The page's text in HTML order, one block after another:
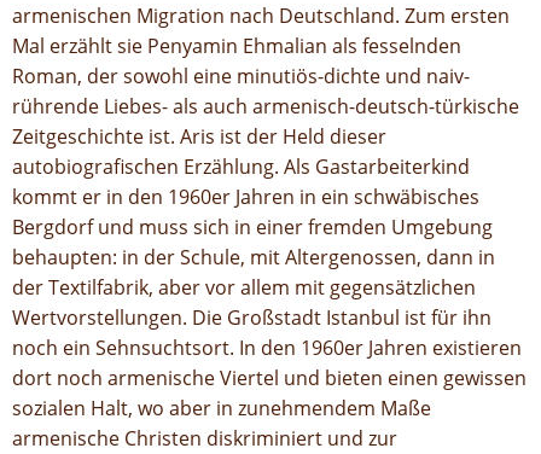
armenischen Migration nach Deutschland. Zum ersten
Mal erzählt sie Penyamin Ehmalian als fesselnden
Roman, der sowohl eine minutiös-dichte und naiv-
rührende Liebes- als auch armenisch-deutsch-türkische
Zeitgeschichte ist. Aris ist der Held dieser
autobiografischen Erzählung. Als Gastarbeiterkind
kommt er in den 1960er Jahren in ein schwäbisches
Bergdorf und muss sich in einer fremden Umgebung
behaupten: in der Schule, mit Altergenossen, dann in
der Textilfabrik, aber vor allem mit gegensätzlichen
Wertvorstellungen. Die Großstadt Istanbul ist für ihn
noch ein Sehnsuchtsort. In den 1960er Jahren existieren
dort noch armenische Viertel und bieten einen gewissen
sozialen Halt, wo aber in zunehmendem Maße
armenische Christen diskriminiert und zur